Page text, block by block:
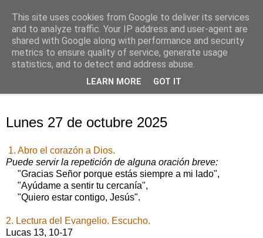
Oración personal
con el Evangelio de cada día
Lunes 27 de octubre 2025
1. Abro el corazón a Dios.
Puede servir la repetición de alguna oración breve:
"Gracias Señor porque estás siempre a mi lado",
"Ayúdame a sentir tu cercanía",
"Quiero estar contigo, Jesús".
2. Lectura del Evangelio. Escucho.
Lucas 13, 10-17
This site uses cookies from Google to deliver its services
and to analyze traffic. Your IP address and user-agent are
shared with Google along with performance and security
metrics to ensure quality of service, generate usage
statistics, and to detect and address abuse.
LEARN MORE GOT IT